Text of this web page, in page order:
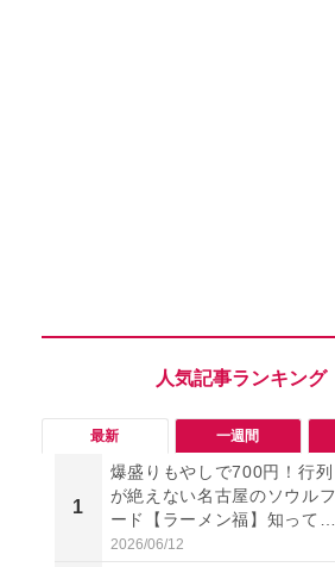
最新 一週間
1
爆盛りもやしで700円！行列
が絶えない名古屋のソウルフ
ード【ラーメン福】知って
る？
2026/06/12